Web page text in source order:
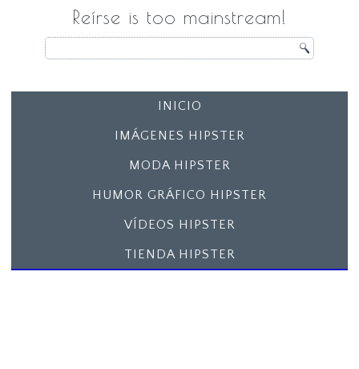
Reírse is too mainstream!
INICIO
IMÁGENES HIPSTER
MODA HIPSTER
HUMOR GRÁFICO HIPSTER
VÍDEOS HIPSTER
TIENDA HIPSTER